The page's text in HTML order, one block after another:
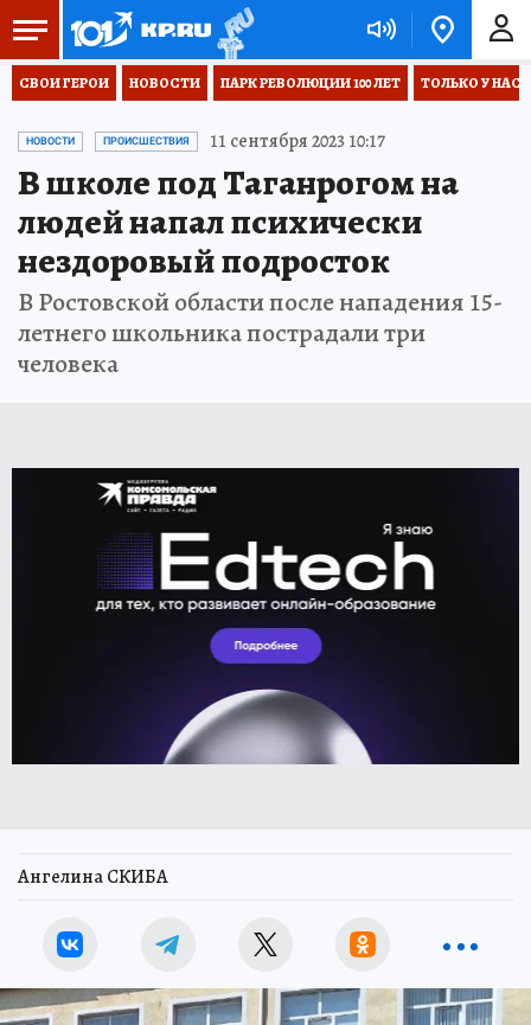
СВОИ ГЕРОИ НОВОСТИ ПАРК РЕВОЛЮЦИИ 100 ЛЕТ ТОЛЬКО У НАС
НОВОСТИ ПРОИСШЕСТВИЯ 11 сентября 2023 10:17
В школе под Таганрогом на
людей напал психически
нездоровый подросток
В Ростовской области после нападения 15-
летнего школьника пострадали три
человека
Ангелина СКИБА